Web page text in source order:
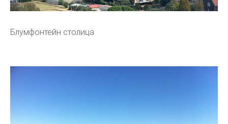
Блумфонтейн столица